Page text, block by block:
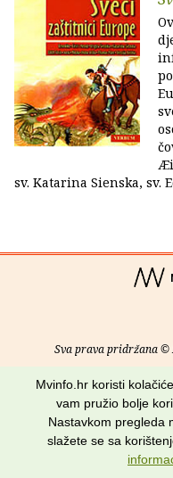
sv. Katarina Sienska, sv.
Sva prava pridržana ©
O nama• Pomoć•
Mvinfo.hr koristi
vam pružio bolje
Nastavkom pregleda
slažete se sa